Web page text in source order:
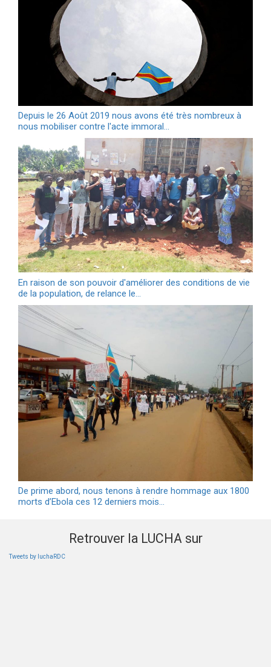
Depuis le 26 Août 2019 nous avons été très nombreux à
nous mobiliser contre l'acte immoral…
En raison de son pouvoir d'améliorer des conditions de vie
de la population, de relance le…
De prime abord, nous tenons à rendre hommage aux 1800
morts d’Ebola ces 12 derniers mois…
Retrouver la LUCHA sur
Tweets by luchaRDC